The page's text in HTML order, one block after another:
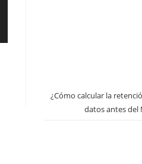
¿Cómo calcular la
datos antes del